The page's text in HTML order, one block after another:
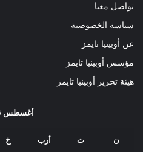
تواصل معنا
سياسة الخصوصية
عن أوبينيا تايمز
مؤسس أوبينيا تايمز
هيئة تحرير أوبينيا تايمز
أغسطس 2026
ن ث أرب خ